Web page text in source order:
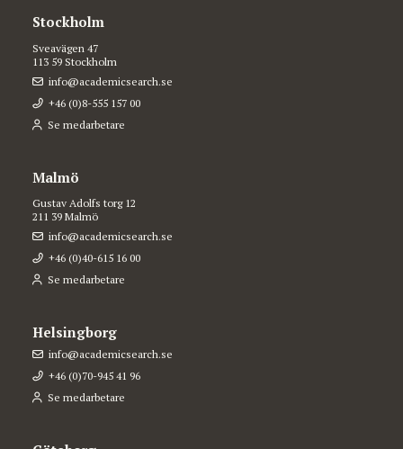
Stockholm
Sveavägen 47
113 59 Stockholm
info@academicsearch.se
+46 (0)8-555 157 00
Se medarbetare
Malmö
Gustav Adolfs torg 12
211 39 Malmö
info@academicsearch.se
+46 (0)40-615 16 00
Se medarbetare
Helsingborg
info@academicsearch.se
+46 (0)70-945 41 96
Se medarbetare